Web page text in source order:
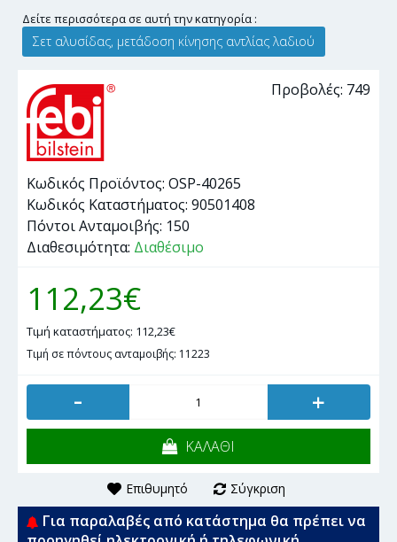
Δείτε περισσότερα σε αυτή την κατηγορία :
Σετ αλυσίδας, μετάδοση κίνησης αντλίας λαδιού
Προβολές: 749
Κωδικός Προϊόντος: OSP-40265
Κωδικός Καταστήματος: 90501408
Πόντοι Ανταμοιβής: 150
Διαθεσιμότητα: Διαθέσιμο
112,23€
Τιμή καταστήματος: 112,23€
Τιμή σε πόντους ανταμοιβής: 11223
- +
ΚΑΛΑΘΙ
Επιθυμητό Σύγκριση
Για παραλαβές από κατάστημα θα πρέπει να